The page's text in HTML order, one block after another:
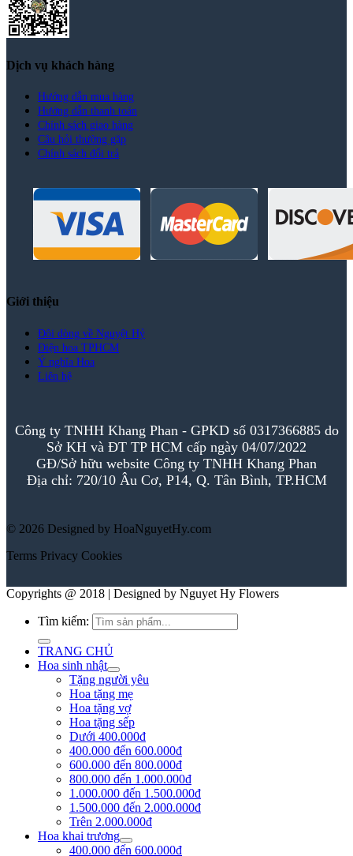
Dịch vụ khách hàng
Hướng dẫn mua hàng
Hướng dẫn thanh toán
Chính sách giao hàng
Câu hỏi thường gặp
Chính sách đổi trả
Giới thiệu
Đôi dòng về Nguyệt Hỷ
Điện hoa TPHCM
Ý nghĩa Hoa
Liên hệ
Công ty TNHH Khang Phan - GPKD số 0317366885 do
Sở KH và ĐT TP HCM cấp ngày 04/07/2022
GĐ/Sở hữu website Công ty TNHH Khang Phan
Địa chỉ: 720/10 Âu Cơ, P14, Q. Tân Bình, TP.HCM
© 2026 Designed by HoaNguyetHy.com
Terms Privacy Cookies
Copyrights @ 2018 | Designed by Nguyet Hy Flowers
Tìm kiếm:
TRANG CHỦ
Hoa sinh nhật
Tặng người yêu
Hoa tặng mẹ
Hoa tặng vợ
Hoa tặng sếp
Dưới 400.000đ
400.000 đến 600.000đ
600.000 đến 800.000đ
800.000 đến 1.000.000đ
1.000.000 đến 1.500.000đ
1.500.000 đến 2.000.000đ
Trên 2.000.000đ
Hoa khai trương
400.000 đến 600.000đ